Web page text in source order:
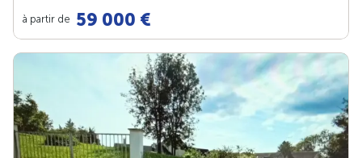
à partir de 59 000 €